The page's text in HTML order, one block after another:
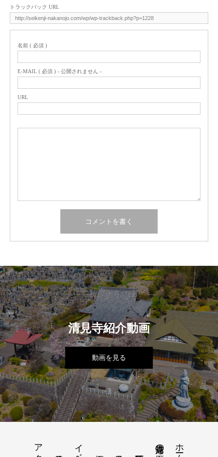
トラックバック URL
名前 ( 必須 )
E-MAIL ( 必須 ) - 公開されません -
URL
清見寺紹介動画
動画を見る
ホーム
清見寺の歴史